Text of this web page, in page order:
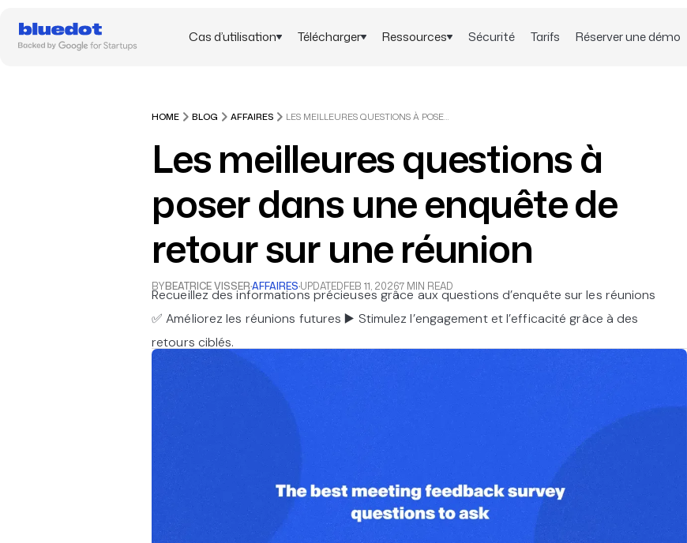
Cas d’utilisation Télécharger Ressources Sécurité Tarifs Réserver une démo
HOME BLOG AFFAIRES LES MEILLEURES QUESTIONS À POSER DANS UNE ENQUÊTE DE RETOUR SUR UNE RÉUNION
Les meilleures questions à
poser dans une enquête de
retour sur une réunion
BYBEATRICE VISSER·AFFAIRES·UPDATEDFEB 11, 20267 MIN READ
Recueillez des informations précieuses grâce aux questions d’enquête sur les réunions
✅ Améliorez les réunions futures ▶️ Stimulez l’engagement et l’efficacité grâce à des
retours ciblés.